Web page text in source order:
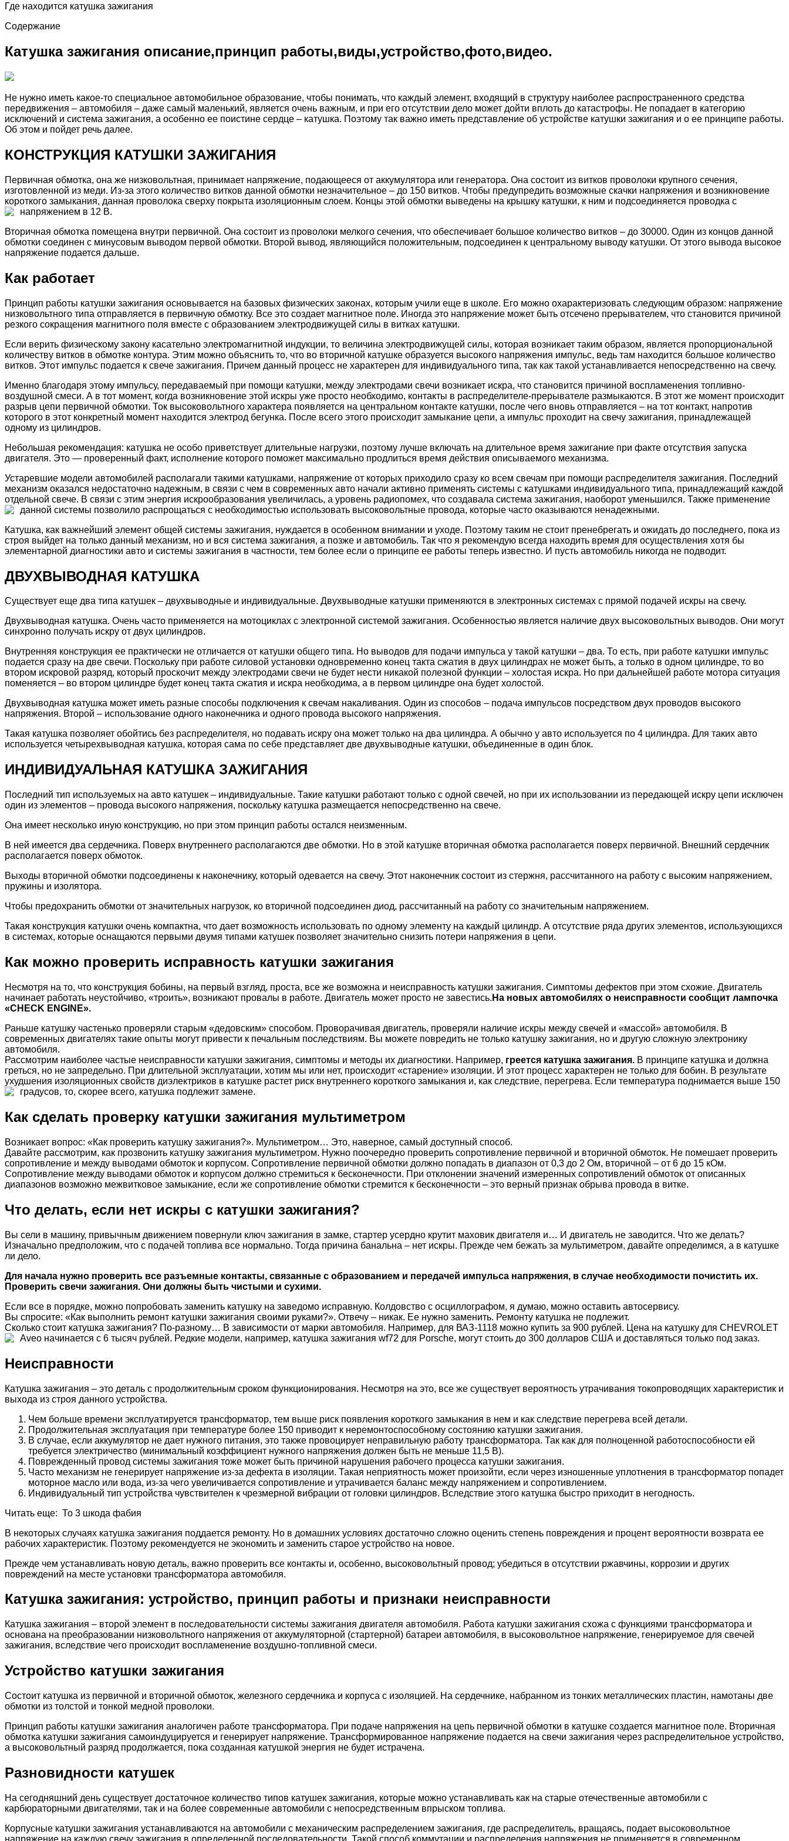
Где находится катушка зажигания
Содержание
Катушка зажигания описание,принцип работы,виды,устройство,фото,видео.
Не нужно иметь какое-то специальное автомобильное образование, чтобы понимать, что каждый элемент, входящий в структуру наиболее распространенного средства
передвижения – автомобиля – даже самый маленький, является очень важным, и при его отсутствии дело может дойти вплоть до катастрофы. Не попадает в категорию
исключений и система зажигания, а особенно ее поистине сердце – катушка. Поэтому так важно иметь представление об устройстве катушки зажигания и о ее принципе работы.
Об этом и пойдет речь далее.
КОНСТРУКЦИЯ КАТУШКИ ЗАЖИГАНИЯ
Первичная обмотка, она же низковольтная, принимает напряжение, подающееся от аккумулятора или генератора. Она состоит из витков проволоки крупного сечения,
изготовленной из меди. Из-за этого количество витков данной обмотки незначительное – до 150 витков. Чтобы предупредить возможные скачки напряжения и возникновение
короткого замыкания, данная проволока сверху покрыта изоляционным слоем. Концы этой обмотки выведены на крышку катушки, к ним и подсоединяется проводка с
напряжением в 12 В.
Вторичная обмотка помещена внутри первичной. Она состоит из проволоки мелкого сечения, что обеспечивает большое количество витков – до 30000. Один из концов данной
обмотки соединен с минусовым выводом первой обмотки. Второй вывод, являющийся положительным, подсоединен к центральному выводу катушки. От этого вывода высокое
напряжение подается дальше.
Как работает
Принцип работы катушки зажигания основывается на базовых физических законах, которым учили еще в школе. Его можно охарактеризовать следующим образом: напряжение
низковольтного типа отправляется в первичную обмотку. Все это создает магнитное поле. Иногда это напряжение может быть отсечено прерывателем, что становится причиной
резкого сокращения магнитного поля вместе с образованием электродвижущей силы в витках катушки.
Если верить физическому закону касательно электромагнитной индукции, то величина электродвижущей силы, которая возникает таким образом, является пропорциональной
количеству витков в обмотке контура. Этим можно объяснить то, что во вторичной катушке образуется высокого напряжения импульс, ведь там находится большое количество
витков. Этот импульс подается к свече зажигания. Причем данный процесс не характерен для индивидуального типа, так как такой устанавливается непосредственно на свечу.
Именно благодаря этому импульсу, передаваемый при помощи катушки, между электродами свечи возникает искра, что становится причиной воспламенения топливно-
воздушной смеси. А в тот момент, когда возникновение этой искры уже просто необходимо, контакты в распределителе-прерывателе размыкаются. В этот же момент происходит
разрыв цепи первичной обмотки. Ток высоковольтного характера появляется на центральном контакте катушки, после чего вновь отправляется – на тот контакт, напротив
которого в этот конкретный момент находится электрод бегунка. После всего этого происходит замыкание цепи, а импульс проходит на свечу зажигания, принадлежащей
одному из цилиндров.
Небольшая рекомендация: катушка не особо приветствует длительные нагрузки, поэтому лучше включать на длительное время зажигание при факте отсутствия запуска
двигателя. Это — проверенный факт, исполнение которого поможет максимально продлиться время действия описываемого механизма.
Устаревшие модели автомобилей располагали такими катушками, напряжение от которых приходило сразу ко всем свечам при помощи распределителя зажигания. Последний
механизм оказался недостаточно надежным, в связи с чем в современных авто начали активно применять системы с катушками индивидуального типа, принадлежащий каждой
отдельной свече. В связи с этим энергия искрообразования увеличилась, а уровень радиопомех, что создавала система зажигания, наоборот уменьшился. Также применение
данной системы позволило распрощаться с необходимостью использовать высоковольтные провода, которые часто оказываются ненадежными.
Катушка, как важнейший элемент общей системы зажигания, нуждается в особенном внимании и уходе. Поэтому таким не стоит пренебрегать и ожидать до последнего, пока из
строя выйдет на только данный механизм, но и вся система зажигания, а позже и автомобиль. Так что я рекомендую всегда находить время для осуществления хотя бы
элементарной диагностики авто и системы зажигания в частности, тем более если о принципе ее работы теперь известно. И пусть автомобиль никогда не подводит.
ДВУХВЫВОДНАЯ КАТУШКА
Существует еще два типа катушек – двухвыводные и индивидуальные. Двухвыводные катушки применяются в электронных системах с прямой подачей искры на свечу.
Двухвыводная катушка. Очень часто применяется на мотоциклах с электронной системой зажигания. Особенностью является наличие двух высоковольтных выводов. Они могут
синхронно получать искру от двух цилиндров.
Внутренняя конструкция ее практически не отличается от катушки общего типа. Но выводов для подачи импульса у такой катушки – два. То есть, при работе катушки импульс
подается сразу на две свечи. Поскольку при работе силовой установки одновременно конец такта сжатия в двух цилиндрах не может быть, а только в одном цилиндре, то во
втором искровой разряд, который проскочит между электродами свечи не будет нести никакой полезной функции – холостая искра. Но при дальнейшей работе мотора ситуация
поменяется – во втором цилиндре будет конец такта сжатия и искра необходима, а в первом цилиндре она будет холостой.
Двухвыводная катушка может иметь разные способы подключения к свечам накаливания. Один из способов – подача импульсов посредством двух проводов высокого
напряжения. Второй – использование одного наконечника и одного провода высокого напряжения.
Такая катушка позволяет обойтись без распределителя, но подавать искру она может только на два цилиндра. А обычно у авто используется по 4 цилиндра. Для таких авто
используется четырехвыводная катушка, которая сама по себе представляет две двухвыводные катушки, объединенные в один блок.
ИНДИВИДУАЛЬНАЯ КАТУШКА ЗАЖИГАНИЯ
Последний тип используемых на авто катушек – индивидуальные. Такие катушки работают только с одной свечей, но при их использовании из передающей искру цепи исключен
один из элементов – провода высокого напряжения, поскольку катушка размещается непосредственно на свече.
Она имеет несколько иную конструкцию, но при этом принцип работы остался неизменным.
В ней имеется два сердечника. Поверх внутреннего располагаются две обмотки. Но в этой катушке вторичная обмотка располагается поверх первичной. Внешний сердечник
располагается поверх обмоток.
Выходы вторичной обмотки подсоединены к наконечнику, который одевается на свечу. Этот наконечник состоит из стержня, рассчитанного на работу с высоким напряжением,
пружины и изолятора.
Чтобы предохранить обмотки от значительных нагрузок, ко вторичной подсоединен диод, рассчитанный на работу со значительным напряжением.
Такая конструкция катушки очень компактна, что дает возможность использовать по одному элементу на каждый цилиндр. А отсутствие ряда других элементов, использующихся
в системах, которые оснащаются первыми двумя типами катушек позволяет значительно снизить потери напряжения в цепи.
Как можно проверить исправность катушки зажигания
Несмотря на то, что конструкция бобины, на первый взгляд, проста, все же возможна и неисправность катушки зажигания. Симптомы дефектов при этом схожие. Двигатель
начинает работать неустойчиво, «троить», возникают провалы в работе. Двигатель может просто не завестись. На новых автомобилях о неисправности сообщит лампочка
«CHECK ENGINE».
Раньше катушку частенько проверяли старым «дедовским» способом. Проворачивая двигатель, проверяли наличие искры между свечей и «массой» автомобиля. В
современных двигателях такие опыты могут привести к печальным последствиям. Вы можете повредить не только катушку зажигания, но и другую сложную электронику
автомобиля.
Рассмотрим наиболее частые неисправности катушки зажигания, симптомы и методы их диагностики. Например, греется катушка зажигания. В принципе катушка и должна
греться, но не запредельно. При длительной эксплуатации, хотим мы или нет, происходит «старение» изоляции. И этот процесс характерен не только для бобин. В результате
ухудшения изоляционных свойств диэлектриков в катушке растет риск внутреннего короткого замыкания и, как следствие, перегрева. Если температура поднимается выше 150
градусов, то, скорее всего, катушка подлежит замене.
Как сделать проверку катушки зажигания мультиметром
Возникает вопрос: «Как проверить катушку зажигания?». Мультиметром… Это, наверное, самый доступный способ.
Давайте рассмотрим, как прозвонить катушку зажигания мультиметром. Нужно поочередно проверить сопротивление первичной и вторичной обмоток. Не помешает проверить
сопротивление и между выводами обмоток и корпусом. Сопротивление первичной обмотки должно попадать в диапазон от 0,3 до 2 Ом, вторичной – от 6 до 15 кОм.
Сопротивление между выводами обмоток и корпусом должно стремиться к бесконечности. При отклонении значений измеренных сопротивлений обмоток от описанных
диапазонов возможно межвитковое замыкание, если же сопротивление обмотки стремится к бесконечности – это верный признак обрыва провода в витке.
Что делать, если нет искры с катушки зажигания?
Вы сели в машину, привычным движением повернули ключ зажигания в замке, стартер усердно крутит маховик двигателя и… И двигатель не заводится. Что же делать?
Изначально предположим, что с подачей топлива все нормально. Тогда причина банальна – нет искры. Прежде чем бежать за мультиметром, давайте определимся, а в катушке
ли дело.
Для начала нужно проверить все разъемные контакты, связанные с образованием и передачей импульса напряжения, в случае необходимости почистить их.
Проверить свечи зажигания. Они должны быть чистыми и сухими.
Если все в порядке, можно попробовать заменить катушку на заведомо исправную. Колдовство с осциллографом, я думаю, можно оставить автосервису.
Вы спросите: «Как выполнить ремонт катушки зажигания своими руками?». Отвечу – никак. Ее нужно заменить. Ремонту катушка не подлежит.
Сколько стоит катушка зажигания? По-разному… В зависимости от марки автомобиля. Например, для ВАЗ-1118 можно купить за 900 рублей. Цена на катушку для CHEVROLET
Aveo начинается с 6 тысяч рублей. Редкие модели, например, катушка зажигания wf72 для Porsche, могут стоить до 300 долларов США и доставляться только под заказ.
Неисправности
Катушка зажигания – это деталь с продолжительным сроком функционирования. Несмотря на это, все же существует вероятность утрачивания токопроводящих характеристик и
выхода из строя данного устройства.
Чем больше времени эксплуатируется трансформатор, тем выше риск появления короткого замыкания в нем и как следствие перегрева всей детали.
Продолжительная эксплуатация при температуре более 150 приводит к неремонтоспособному состоянию катушки зажигания.
В случае, если аккумулятор не дает нужного питания, это также провоцирует неправильную работу трансформатора. Так как для полноценной работоспособности ей
требуется электричество (минимальный коэффициент нужного напряжения должен быть не меньше 11,5 В).
Поврежденный провод системы зажигания тоже может быть причиной нарушения рабочего процесса катушки зажигания.
Часто механизм не генерирует напряжение из-за дефекта в изоляции. Такая неприятность может произойти, если через изношенные уплотнения в трансформатор попадет
моторное масло или вода, из-за чего увеличивается сопротивление и утрачивается баланс между напряжением и сопротивлением.
Индивидуальный тип устройства чувствителен к чрезмерной вибрации от головки цилиндров. Вследствие этого катушка быстро приходит в негодность.
Читать еще: То 3 шкода фабия
В некоторых случаях катушка зажигания поддается ремонту. Но в домашних условиях достаточно сложно оценить степень повреждения и процент вероятности возврата ее
рабочих характеристик. Поэтому рекомендуется не экономить и заменить старое устройство на новое.
Прежде чем устанавливать новую деталь, важно проверить все контакты и, особенно, высоковольтный провод; убедиться в отсутствии ржавчины, коррозии и других
повреждений на месте установки трансформатора автомобиля.
Катушка зажигания: устройство, принцип работы и признаки неисправности
Катушка зажигания – второй элемент в последовательности системы зажигания двигателя автомобиля. Работа катушки зажигания схожа с функциями трансформатора и
основана на преобразовании низковольтного напряжения от аккумуляторной (стартерной) батареи автомобиля, в высоковольтное напряжение, генерируемое для свечей
зажигания, вследствие чего происходит воспламенение воздушно-топливной смеси.
Устройство катушки зажигания
Состоит катушка из первичной и вторичной обмоток, железного сердечника и корпуса с изоляцией. На сердечнике, набранном из тонких металлических пластин, намотаны две
обмотки из толстой и тонкой медной проволоки.
Принцип работы катушки зажигания аналогичен работе трансформатора. При подаче напряжения на цепь первичной обмотки в катушке создается магнитное поле. Вторичная
обмотка катушки зажигания самоиндуцируется и генерирует напряжение. Трансформированное напряжение подается на свечи зажигания через распределительное устройство,
а высоковольтный разряд продолжается, пока созданная катушкой энергия не будет истрачена.
Разновидности катушек
На сегодняшний день существует достаточное количество типов катушек зажигания, которые можно устанавливать как на старые отечественные автомобили с
карбюраторными двигателями, так и на более современные автомобили с непосредственным впрыском топлива.
Корпусные катушки зажигания устанавливаются на автомобили с механическим распределением зажигания, где распределитель, вращаясь, подает высоковольтное
напряжение на каждую свечу зажигания в определенной последовательности. Такой способ коммутации и распределения напряжения не применяется в современном